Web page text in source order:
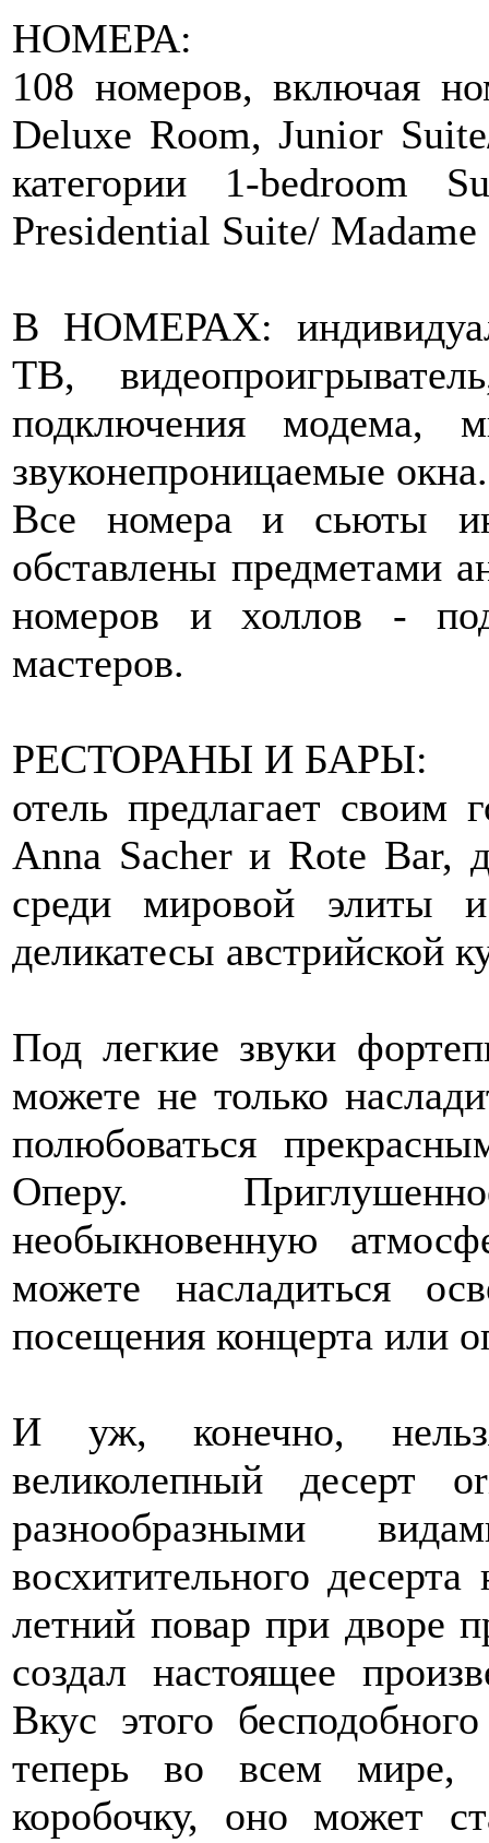
НОМЕРА:
108 номеров, включая
Deluxe Room, Junior
категории 1-bedroom
Presidential Suite/
В НОМЕРАХ:
ТВ,
подключения модема,
звуконепроницаемые окна.
Все номера и сьюты
обставлены предметами
номеров и холлов -
мастеров.
РЕСТОРАНЫ И БАРЫ:
отель предлагает своим
Anna Sacher и Rote Bar,
среди мировой элиты
деликатесы австрийской
Под легкие звуки
можете не только
полюбоваться
Оперу.
необыкновенную
можете насладиться
посещения концерта или
И уж, конечно,
великолепный десерт
разнообразными
восхитительного
летний повар при дворе
создал настоящее
Вкус этого
теперь во всем мире,
коробочку, оно может